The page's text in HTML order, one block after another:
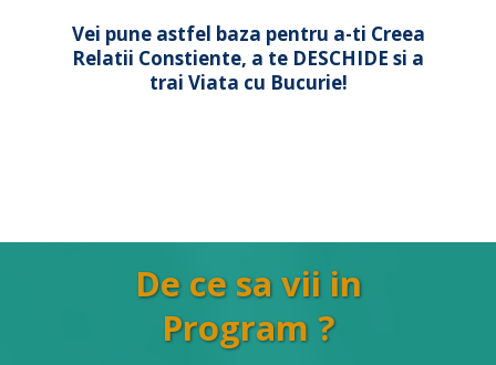
Vei pune astfel baza pentru a-ti Creea
Relatii Constiente, a te DESCHIDE si a
trai Viata cu Bucurie!
De ce sa vii in
Program ?